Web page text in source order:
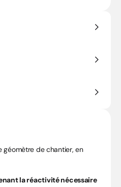
géomètre de chantier, en
la réactivité nécessaire